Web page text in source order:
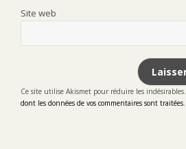
Site web
Ce site utilise Akismet pour réduire les indésirables.
dont les données de vos commentaires sont traitées.